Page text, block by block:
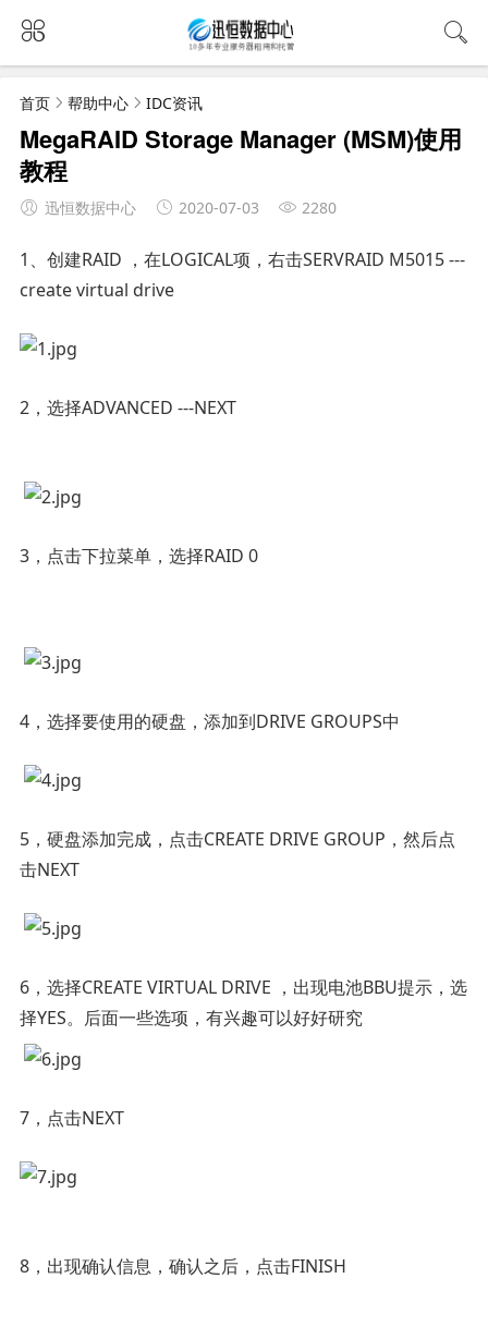
首页 帮助中心 IDC资讯
MegaRAID Storage Manager (MSM)使用
教程
迅恒数据中心 2020-07-03 2280
1、创建RAID ，在LOGICAL项，右击SERVRAID M5015 ---
create virtual drive
2，选择ADVANCED ---NEXT
3，点击下拉菜单，选择RAID 0
4，选择要使用的硬盘，添加到DRIVE GROUPS中
5，硬盘添加完成，点击CREATE DRIVE GROUP，然后点
击NEXT
6，选择CREATE VIRTUAL DRIVE ，出现电池BBU提示，选
择YES。后面一些选项，有兴趣可以好好研究
7，点击NEXT
8，出现确认信息，确认之后，点击FINISH